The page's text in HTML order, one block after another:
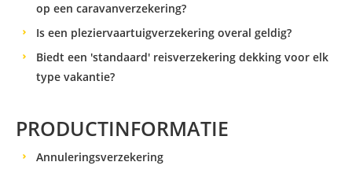
op een caravanverzekering?
Is een pleziervaartuigverzekering overal geldig?
Biedt een 'standaard' reisverzekering dekking voor elk
type vakantie?
PRODUCTINFORMATIE
Annuleringsverzekering